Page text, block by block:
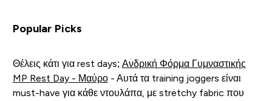
Popular Picks
Θέλεις κάτι για rest days; Ανδρική Φόρμα Γυμναστικής
MP Rest Day - Μαύρο- Αυτά τα training joggers είναι
must-have για κάθε ντουλάπα, με stretchy fabric που